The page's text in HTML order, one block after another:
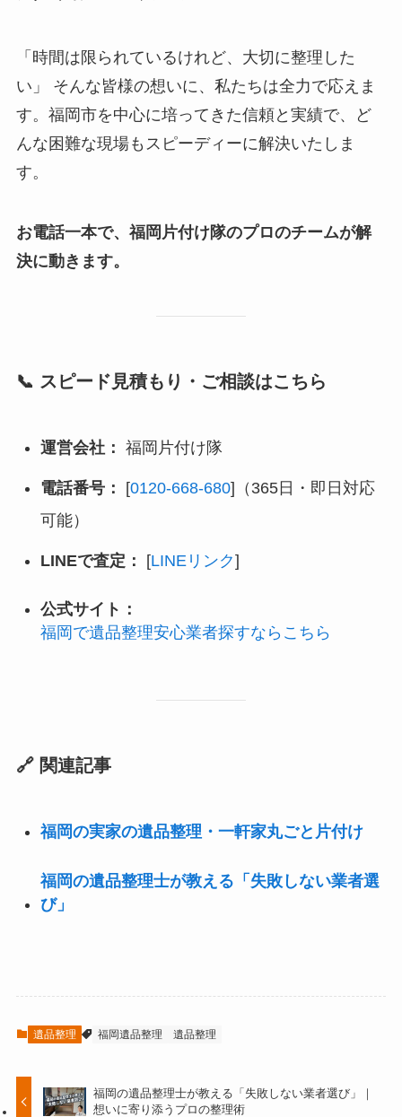
「時間は限られているけれど、大切に整理した
い」 そんな皆様の想いに、私たちは全力で応えま
す。福岡市を中心に培ってきた信頼と実績で、ど
んな困難な現場もスピーディーに解決いたしま
す。
お電話一本で、福岡片付け隊のプロのチームが解
決に動きます。
📞 スピード見積もり・ご相談はこちら
運営会社： 福岡片付け隊
電話番号： [0120-668-680]（365日・即日対応
可能）
LINEで査定： [LINEリンク]
公式サイト：
福岡で遺品整理安心業者探すならこちら
🔗 関連記事
福岡の実家の遺品整理・一軒家丸ごと片付け
福岡の遺品整理士が教える「失敗しない業者選
び」
遺品整理 福岡遺品整理 遺品整理
福岡の遺品整理士が教える「失敗しない業者選び」｜
想いに寄り添うプロの整理術